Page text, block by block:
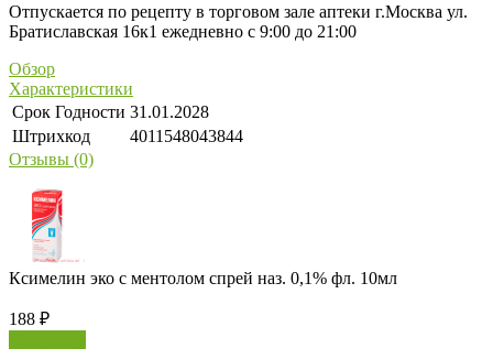
Отпускается по рецепту в торговом зале аптеки г.Москва ул.
Братиславская 16к1 ежедневно с 9:00 до 21:00
Обзор
Характеристики
Срок Годности 31.01.2028
Штрихкод
4011548043844
Отзывы (0)
Ксимелин эко с ментолом спрей наз. 0,1% фл. 10мл
188 ₽